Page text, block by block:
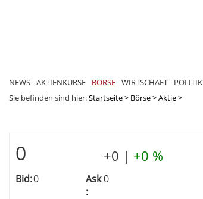
NEWS AKTIENKURSE BÖRSE WIRTSCHAFT POLITIK
Sie befinden sind hier:Startseite> Börse>Aktie>
0 +0 | +0 %
Bid:0
Ask
:
0